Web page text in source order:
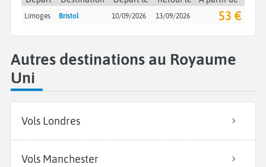
Limoges Bristol 10/09/2026 13/09/2026 53 €
Autres destinations au Royaume
Uni
Vols Londres
Vols Manchester